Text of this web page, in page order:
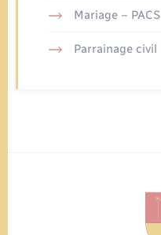
Mariage – PACS
Parrainage civil